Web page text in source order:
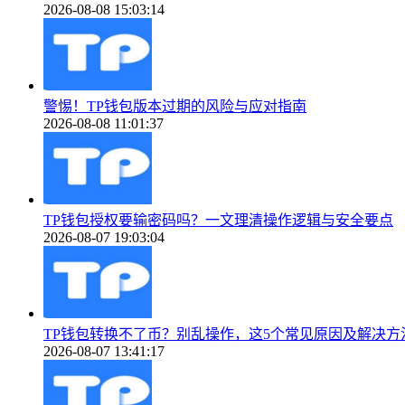
2026-08-08 15:03:14
警惕！TP钱包版本过期的风险与应对指南
2026-08-08 11:01:37
TP钱包授权要输密码吗？一文理清操作逻辑与安全要点
2026-08-07 19:03:04
TP钱包转换不了币？别乱操作，这5个常见原因及解决方
2026-08-07 13:41:17